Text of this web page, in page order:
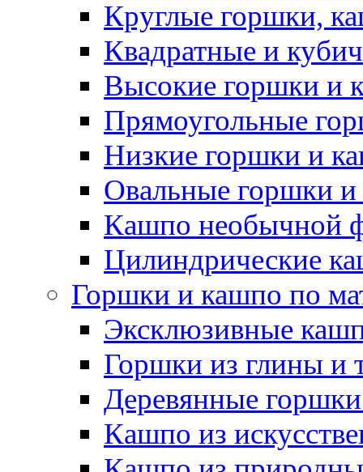
Круглые горшки,
Квадратные и
Высокие горшки и
Прямоугольные
Низкие горшки и
Овальные горшки
Кашпо необычной
Цилиндрические
Горшки и кашпо по
Эксклюзивные
Горшки из глины и
Деревянные
Кашпо из